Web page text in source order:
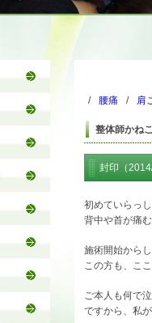
腰痛 肩
整体師かね
封印（
初めていらっ
背中や首が痛
施術開始から
この方も、こ
ご本人も何で
ですから、私